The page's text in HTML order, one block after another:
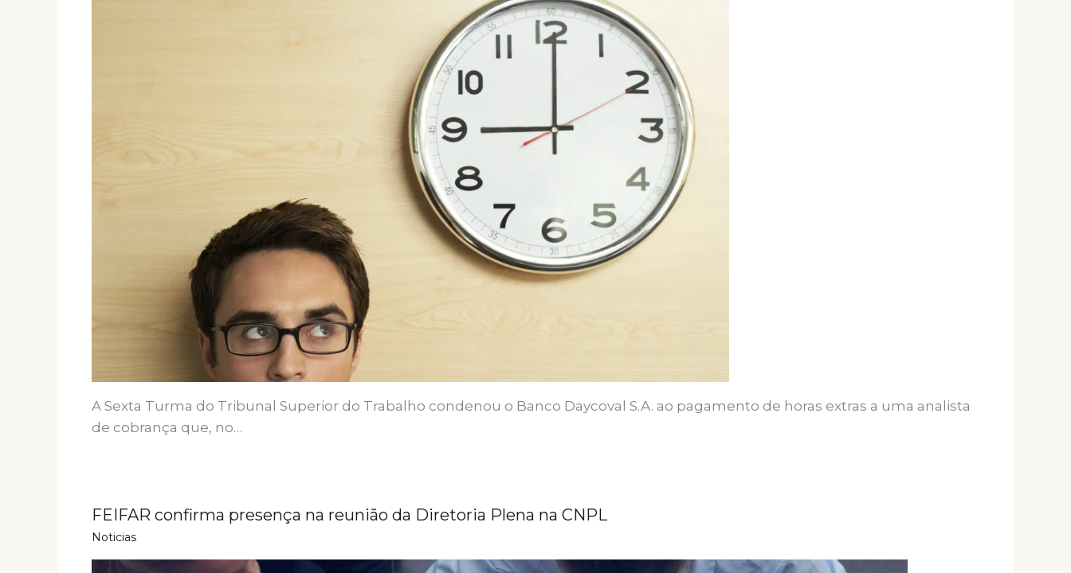
A Sexta Turma do Tribunal Superior do Trabalho condenou o Banco Daycoval S.A. ao pagamento de horas extras a uma analista
de cobrança que, no…
FEIFAR confirma presença na reunião da Diretoria Plena na CNPL
Noticias